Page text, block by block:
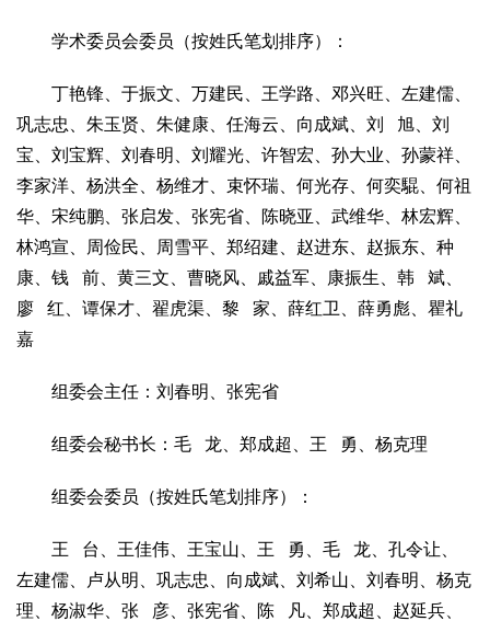
学术委员会委员（按姓氏笔划排序）：
丁艳锋、于振文、万建民、王学路、邓兴旺、左建儒、
巩志忠、朱玉贤、朱健康、任海云、向成斌、刘 旭、刘
宝、刘宝辉、刘春明、刘耀光、许智宏、孙大业、孙蒙祥、
李家洋、杨洪全、杨维才、束怀瑞、何光存、何奕騉、何祖
华、宋纯鹏、张启发、张宪省、陈晓亚、武维华、林宏辉、
林鸿宣、周俭民、周雪平、郑绍建、赵进东、赵振东、种
康、钱 前、黄三文、曹晓风、戚益军、康振生、韩 斌、
廖 红、谭保才、翟虎渠、黎 家、薛红卫、薛勇彪、瞿礼
嘉
组委会主任：刘春明、张宪省
组委会秘书长：毛 龙、郑成超、王 勇、杨克理
组委会委员（按姓氏笔划排序）：
王 台、王佳伟、王宝山、王 勇、毛 龙、孔令让、
左建儒、卢从明、巩志忠、向成斌、刘希山、刘春明、杨克
理、杨淑华、张 彦、张宪省、陈 凡、郑成超、赵延兵、